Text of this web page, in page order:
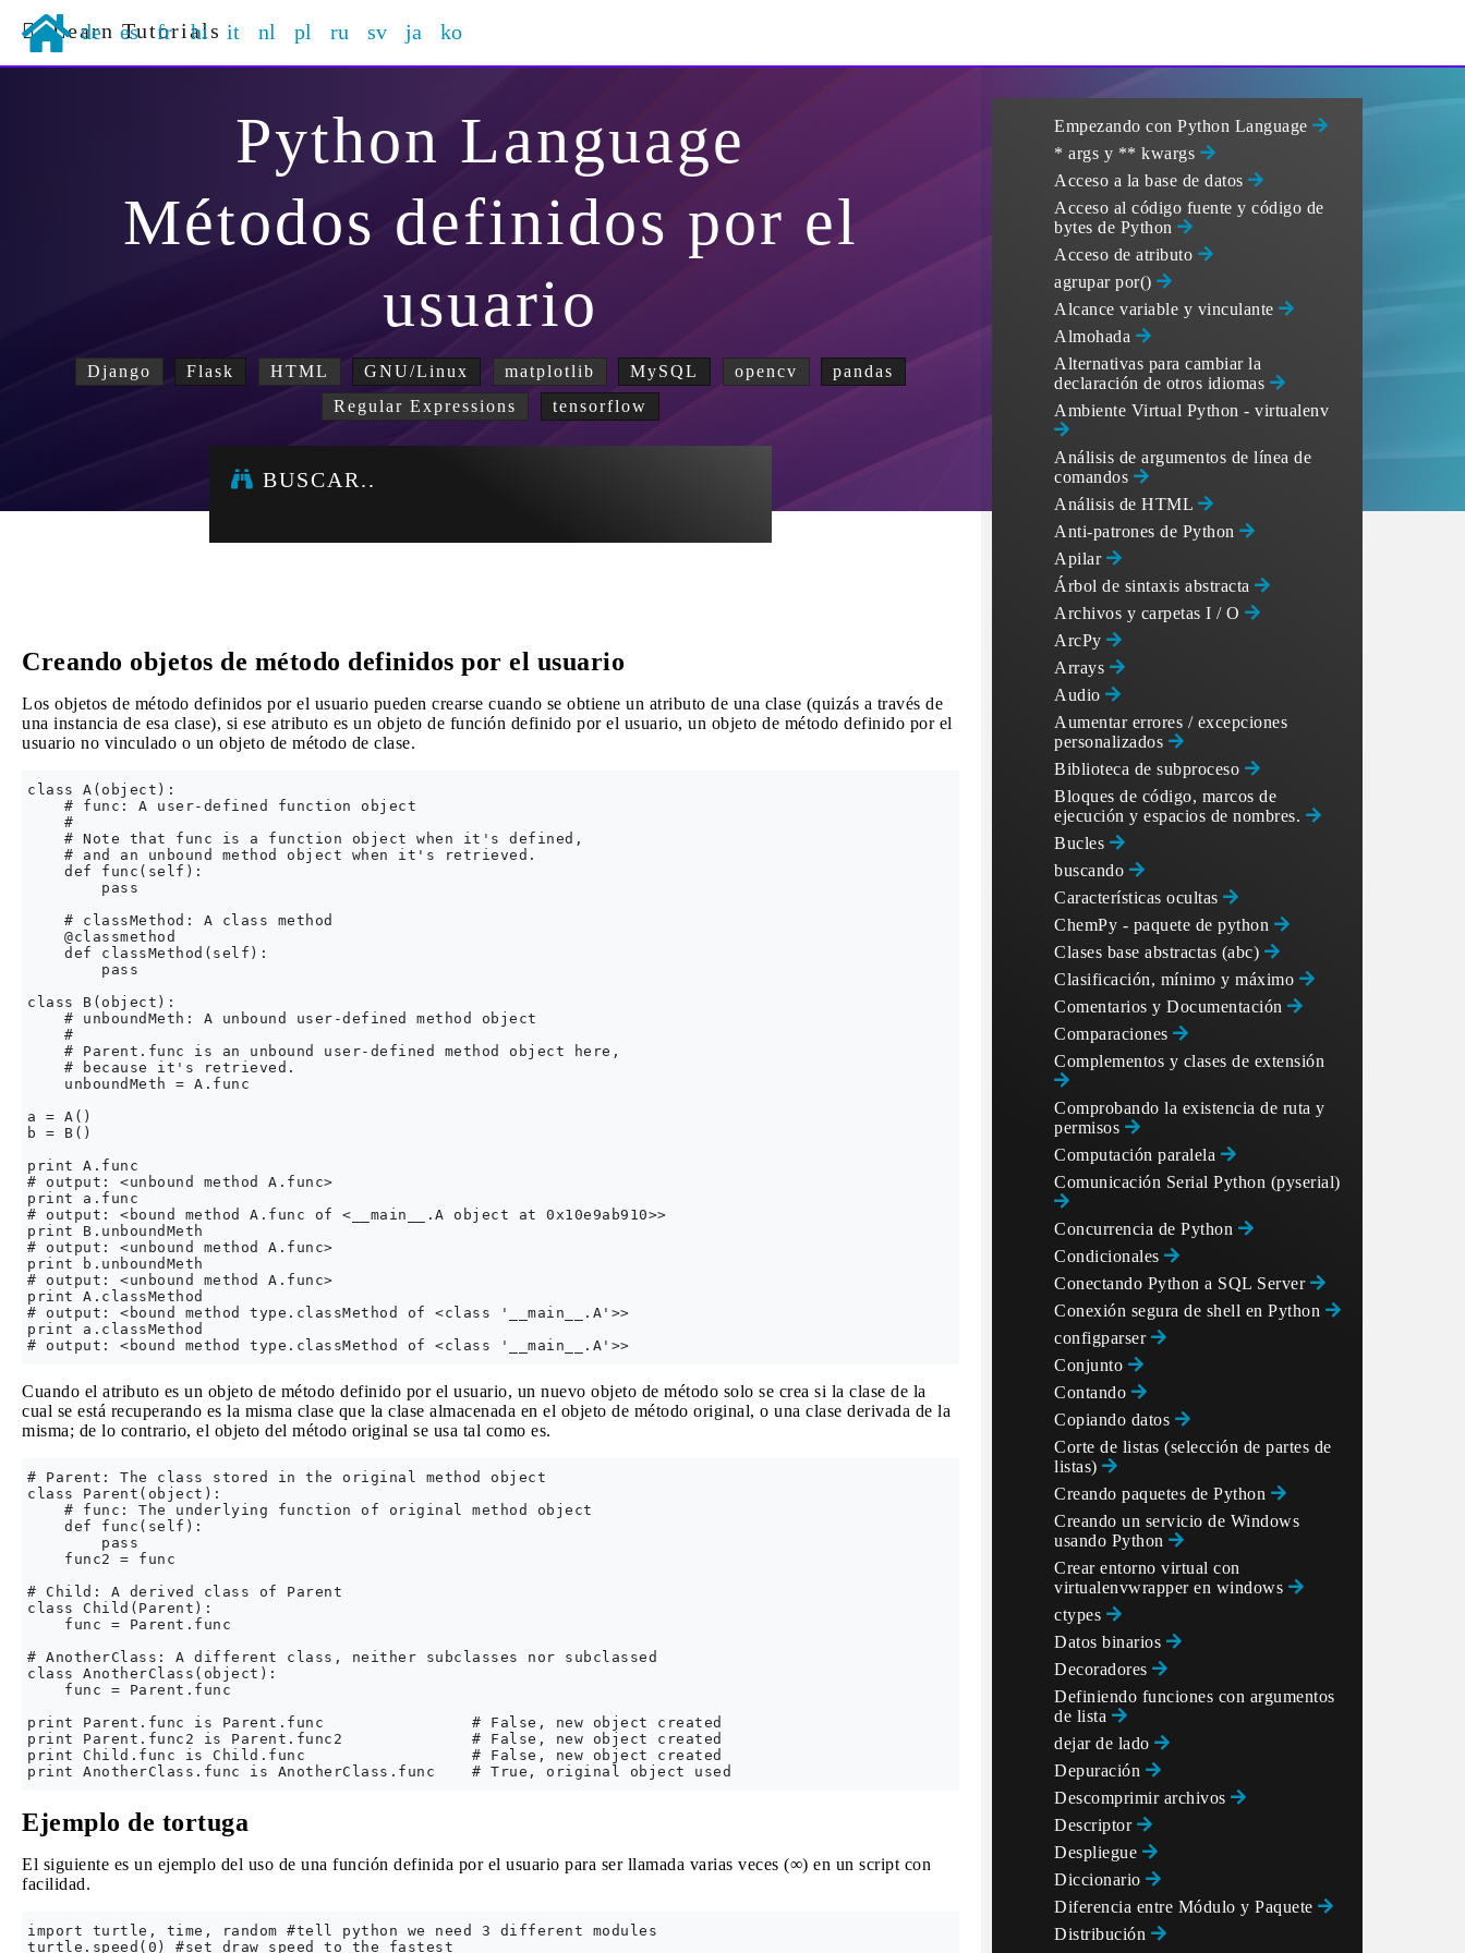
Learn Tutorials
de es fr hi it nl pl ru sv ja ko
Python Language
Métodos definidos por el
usuario
Django Flask HTML GNU/Linux matplotlib MySQL opencv
pandas
Regular Expressions
tensorflow
BUSCAR..
Creando objetos de método definidos por el usuario
Los objetos de método definidos por el usuario pueden crearse cuando se obtiene un atributo de una clase (quizás a través de
una instancia de esa clase), si ese atributo es un objeto de función definido por el usuario, un objeto de método definido por el
usuario no vinculado o un objeto de método de clase.
class A(object):
    # func: A user-defined function object
    #
    # Note that func is a function object when it's defined,
    # and an unbound method object when it's retrieved.
    def func(self):
        pass
    # classMethod: A class method
    @classmethod
    def classMethod(self):
        pass
class B(object):
    # unboundMeth: A unbound user-defined method object
    #
    # Parent.func is an unbound user-defined method object here,
    # because it's retrieved.
    unboundMeth = A.func
a = A()
b = B()
print A.func
# output: <unbound method A.func>
print a.func
# output: <bound method A.func of <__main__.A object at 0x10e9ab910>>
print B.unboundMeth
# output: <unbound method A.func>
print b.unboundMeth
# output: <unbound method A.func>
print A.classMethod
# output: <bound method type.classMethod of <class '__main__.A'>>
print a.classMethod
Cuando el atributo es un objeto de método definido por el usuario, un nuevo objeto de método solo se crea si la clase de la
cual se está recuperando es la misma clase que la clase almacenada en el objeto de método original, o una clase derivada de la
misma; de lo contrario, el objeto del método original se usa tal como es.
# Parent: The class stored in the original method object
class Parent(object):
    # func: The underlying function of original method object
    def func(self):
        pass
    func2 = func
# Child: A derived class of Parent
class Child(Parent):
    func = Parent.func
# AnotherClass: A different class, neither subclasses nor subclassed
class AnotherClass(object):
    func = Parent.func
print Parent.func is Parent.func                # False, new object created
print Parent.func2 is Parent.func2              # False, new object created
print Child.func is Child.func                  # False, new object created
Ejemplo de tortuga
El siguiente es un ejemplo del uso de una función definida por el usuario para ser llamada varias veces (∞) en un script con
facilidad.
import turtle, time, random #tell python we need 3 different modules
turtle.speed(0) #set draw speed to the fastest
Empezando con Python Language
* args y ** kwargs
Acceso a la base de datos
Acceso al código fuente y código de
bytes de Python
Acceso de atributo
agrupar por()
Alcance variable y vinculante
Almohada
Alternativas para cambiar la
declaración de otros idiomas
Ambiente Virtual Python - virtualenv
Análisis de argumentos de línea de
comandos
Análisis de HTML
Anti-patrones de Python
Apilar
Árbol de sintaxis abstracta
Archivos y carpetas I / O
ArcPy
Arrays
Audio
Aumentar errores / excepciones
personalizados
Biblioteca de subproceso
Bloques de código, marcos de
ejecución y espacios de nombres.
Bucles
buscando
Características ocultas
ChemPy - paquete de python
Clases base abstractas (abc)
Clasificación, mínimo y máximo
Comentarios y Documentación
Comparaciones
Complementos y clases de extensión
Comprobando la existencia de ruta y
permisos
Computación paralela
Comunicación Serial Python (pyserial)
Concurrencia de Python
Condicionales
Conectando Python a SQL Server
Conexión segura de shell en Python
configparser
Conjunto
Contando
Copiando datos
Corte de listas (selección de partes de
listas)
Creando paquetes de Python
Creando un servicio de Windows
usando Python
Crear entorno virtual con
virtualenvwrapper en windows
ctypes
Datos binarios
Decoradores
Definiendo funciones con argumentos
de lista
dejar de lado
Depuración
Descomprimir archivos
Descriptor
Despliegue
Diccionario
Diferencia entre Módulo y Paquete
Distribución